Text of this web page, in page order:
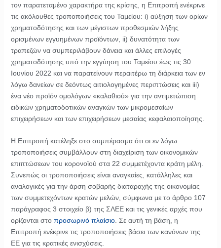
τον παρατεταμένο χαρακτήρα της κρίσης, η Επιτροπή ενέκρινε
τις ακόλουθες τροποποιήσεις του Ταμείου: i) αύξηση των ορίων
χρηματοδότησης και των μέγιστων προθεσμιών λήξης
ορισμένων εγγυημένων προϊόντων, ii) δυνατότητα των
τραπεζών να συμπεριλάβουν δάνεια και άλλες επιλογές
χρηματοδότησης υπό την εγγύηση του Ταμείου έως τις 30
Ιουνίου 2022 και να παρατείνουν περαιτέρω τη διάρκεια των εν
λόγω δανείων σε δεόντως αιτιολογημένες περιπτώσεις και iii)
ένα νέο προϊόν ομολόγων «καλαθιού» για την αντιμετώπιση
ειδικών χρηματοδοτικών αναγκών των μικρομεσαίων
επιχειρήσεων και των επιχειρήσεων μεσαίας κεφαλαιοποίησης.
Η Επιτροπή κατέληξε στο συμπέρασμα ότι οι εν λόγω
τροποποιήσεις συμβάλλουν στη διαχείριση των οικονομικών
επιπτώσεων του κορονοϊού στα 22 συμμετέχοντα κράτη μέλη.
Συνεπώς οι τροποποιήσεις είναι αναγκαίες, κατάλληλες και
αναλογικές για την άρση σοβαρής διαταραχής της οικονομίας
των συμμετεχόντων κρατών μελών, σύμφωνα με το άρθρο 107
παράγραφος 3 στοιχείο β) της ΣΛΕΕ και τις γενικές αρχές που
ορίζονται στο προσωρινό πλαίσιο. Σε αυτή τη βάση, η
Επιτροπή ενέκρινε τις τροποποιήσεις βάσει των κανόνων της
ΕΕ για τις κρατικές ενισχύσεις.